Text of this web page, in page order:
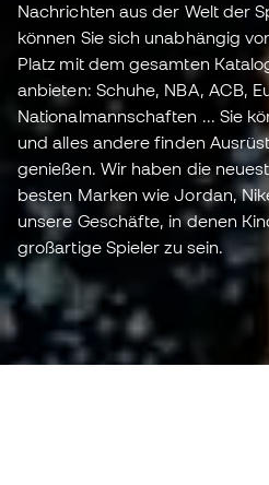
Nachrichten aus der Welt der
können Sie sich unabhängig
Platz mit dem gesamten
anbieten: Schuhe, NBA, ACB,
Nationalmannschaften ... Sie
und alles andere finden
genießen. Wir haben die
besten Marken wie Jordan,
unsere Geschäfte, in denen
großartige Spieler zu sein.